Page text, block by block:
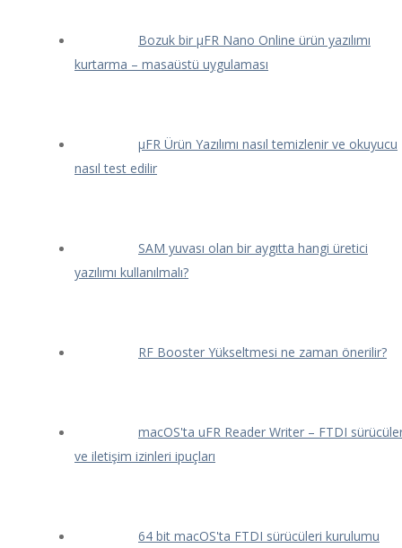
Bozuk bir μFR Nano Online ürün yazılımı
kurtarma – masaüstü uygulaması
μFR Ürün Yazılımı nasıl temizlenir ve okuyucu
nasıl test edilir
SAM yuvası olan bir aygıtta hangi üretici
yazılımı kullanılmalı?
RF Booster Yükseltmesi ne zaman önerilir?
macOS'ta uFR Reader Writer – FTDI
ve iletişim izinleri ipuçları
64 bit macOS'ta FTDI sürücüleri kurulumu